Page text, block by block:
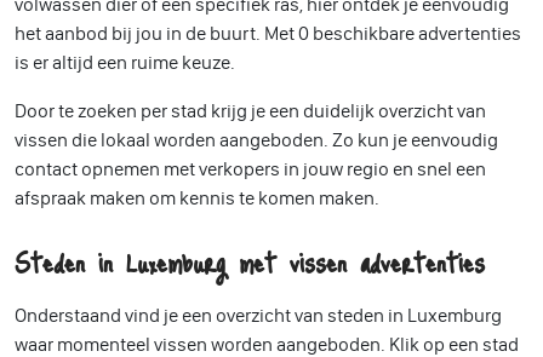
het aanbod bij jou in de buurt. Met 0 beschikbare advertenties
is er altijd een ruime keuze.
Door te zoeken per stad krijg je een duidelijk overzicht van
vissen die lokaal worden aangeboden. Zo kun je eenvoudig
contact opnemen met verkopers in jouw regio en snel een
afspraak maken om kennis te komen maken.
Steden in Luxemburg met vissen advertenties
Onderstaand vind je een overzicht van steden in Luxemburg
waar momenteel vissen worden aangeboden. Klik op een stad